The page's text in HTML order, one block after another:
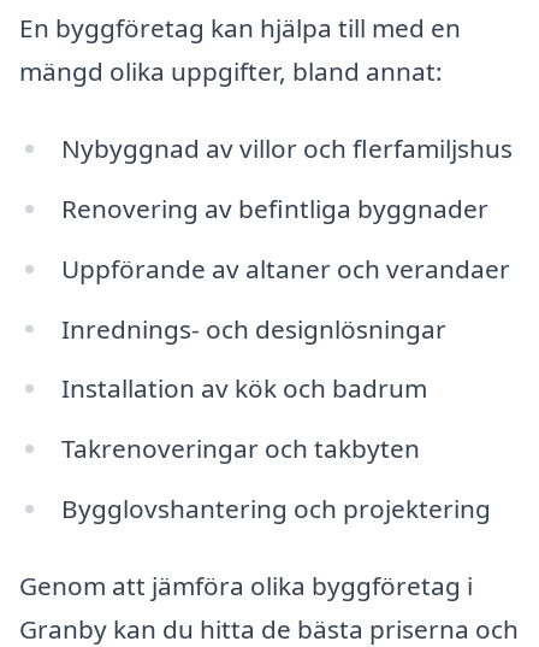
En byggföretag kan hjälpa till med en
mängd olika uppgifter, bland annat:
Nybyggnad av villor och flerfamiljshus
Renovering av befintliga byggnader
Uppförande av altaner och verandaer
Inrednings- och designlösningar
Installation av kök och badrum
Takrenoveringar och takbyten
Bygglovshantering och projektering
Genom att jämföra olika byggföretag i
Granby kan du hitta de bästa priserna och